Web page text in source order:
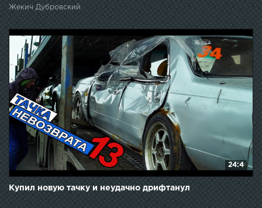
Жекич Дубровский
24:4
Купил новую тачку и неудачно дрифтанул